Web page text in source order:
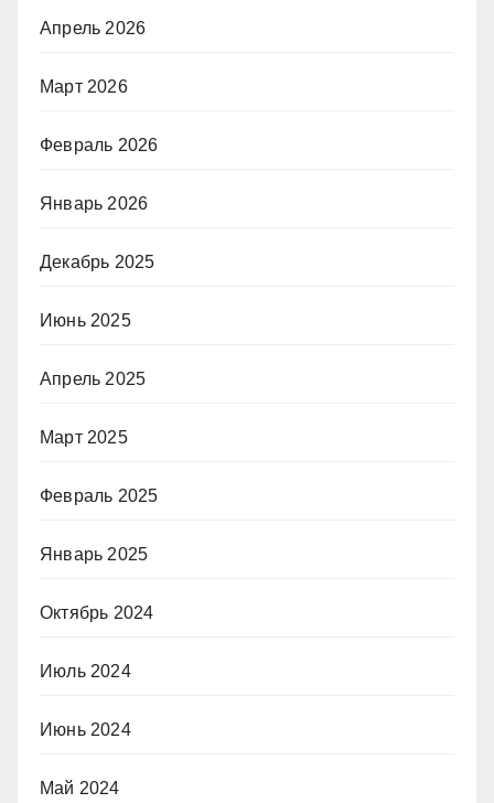
Апрель 2026
Март 2026
Февраль 2026
Январь 2026
Декабрь 2025
Июнь 2025
Апрель 2025
Март 2025
Февраль 2025
Январь 2025
Октябрь 2024
Июль 2024
Июнь 2024
Май 2024